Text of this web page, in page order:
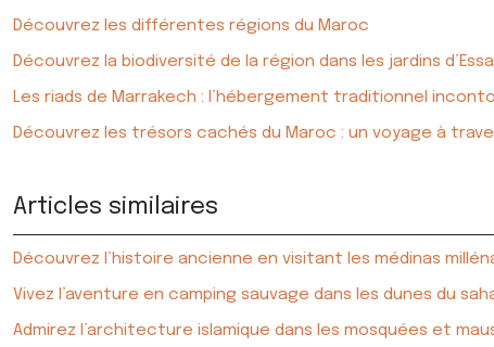
Découvrez les différentes régions du Maroc
Découvrez la biodiversité de la région dans les jardins
Les riads de Marrakech : l’hébergement traditionnel
Découvrez les trésors cachés du Maroc : un voyage à
Articles similaires
Découvrez l’histoire ancienne en visitant les médinas
Vivez l’aventure en camping sauvage dans les dunes du
Admirez l’architecture islamique dans les mosquées et